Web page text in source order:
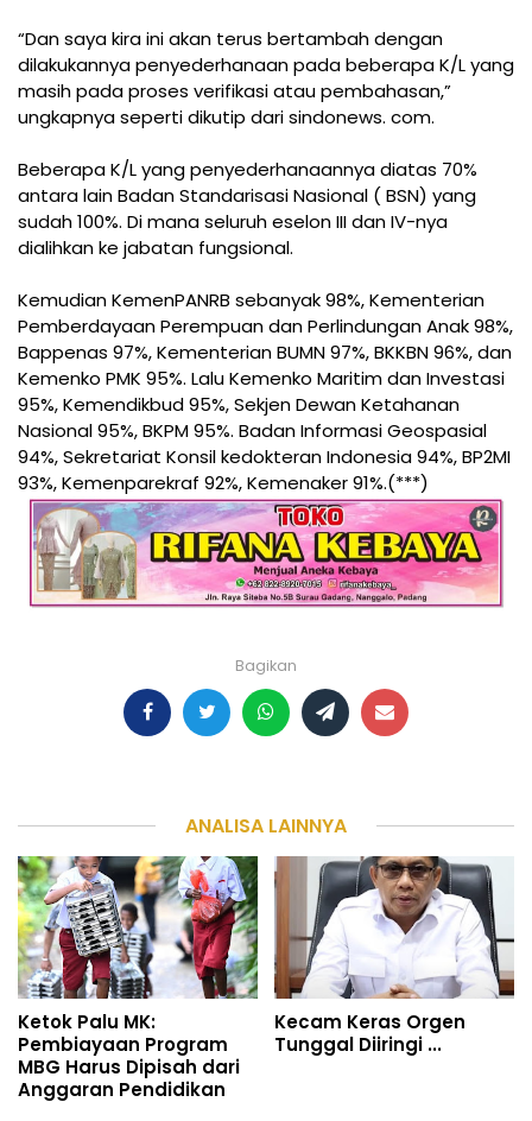
“Dan saya kira ini akan terus bertambah dengan
dilakukannya penyederhanaan pada beberapa K/L yang
masih pada proses verifikasi atau pembahasan,”
ungkapnya seperti dikutip dari sindonews. com.
Beberapa K/L yang penyederhanaannya diatas 70%
antara lain Badan Standarisasi Nasional ( BSN) yang
sudah 100%. Di mana seluruh eselon III dan IV-nya
dialihkan ke jabatan fungsional.
Kemudian KemenPANRB sebanyak 98%, Kementerian
Pemberdayaan Perempuan dan Perlindungan Anak 98%,
Bappenas 97%, Kementerian BUMN 97%, BKKBN 96%, dan
Kemenko PMK 95%. Lalu Kemenko Maritim dan Investasi
95%, Kemendikbud 95%, Sekjen Dewan Ketahanan
Nasional 95%, BKPM 95%. Badan Informasi Geospasial
94%, Sekretariat Konsil kedokteran Indonesia 94%, BP2MI
93%, Kemenparekraf 92%, Kemenaker 91%.(***)
Bagikan
ANALISA LAINNYA
Ketok Palu MK:
Pembiayaan Program
MBG Harus Dipisah dari
Anggaran Pendidikan
Kecam Keras Orgen
Tunggal Diiringi ...